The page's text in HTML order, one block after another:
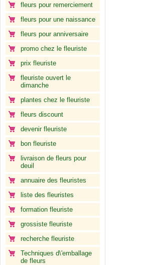
fleurs pour remerciement
fleurs pour une naissance
fleurs pour anniversaire
promo chez le fleuriste
prix fleuriste
fleuriste ouvert le
dimanche
plantes chez le fleuriste
fleurs discount
devenir fleuriste
bon fleuriste
livraison de fleurs pour
deuil
annuaire des fleuristes
liste des fleuristes
formation fleuriste
grossiste fleuriste
recherche fleuriste
Techniques d\'emballage
de fleurs